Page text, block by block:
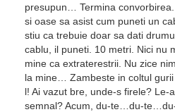
presupun… Termina
si oase sa asist cum puneti un
stiu ca trebuie doar sa dati
cablu, il puneti. 10 metri. Nici nu
mine ca extraterestrii. Nu zice
la mine… Zambeste in coltul
l! Ai vazut bre, unde-s firele? Le-
semnal? Acum, du-te…du-